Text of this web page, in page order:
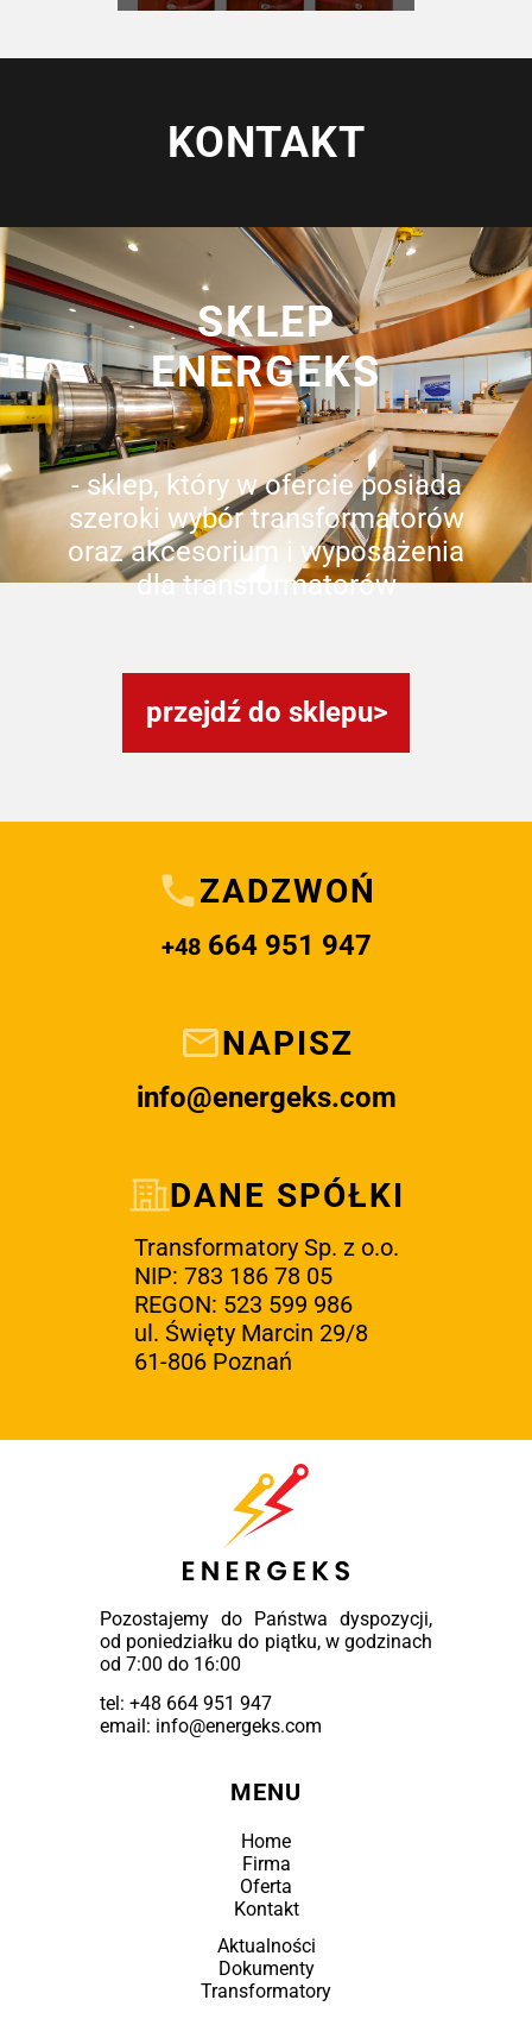
KONTAKT
SKLEP
ENERGEKS
- sklep, który w ofercie posiada
szeroki wybór transformatorów
oraz akcesorium i wyposażenia
dla transformatorów
przejdź do sklepu
ZADZWOŃ
+48664 951 947
NAPISZ
info@energeks.com
DANE SPÓŁKI
Transformatory Sp. z o.o.
NIP: 783 186 78 05
REGON: 523 599 986
ul. Święty Marcin 29/8
61-806 Poznań
Pozostajemy do Państwa dyspozycji,
od poniedziałku do piątku, w godzinach
od 7:00 do 16:00
tel: +48 664 951 947
email: info@energeks.com
MENU
Home
Firma
Oferta
Kontakt
Aktualności
Dokumenty
Transformatory